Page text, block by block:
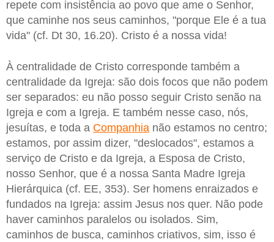
repete com insistência ao povo que ame o Senhor,
que caminhe nos seus caminhos, "porque Ele é a tua
vida" (cf. Dt 30, 16.20). Cristo é a nossa vida!
À centralidade de Cristo corresponde também a
centralidade da Igreja: são dois focos que não podem
ser separados: eu não posso seguir Cristo senão na
Igreja e com a Igreja. E também nesse caso, nós,
jesuítas, e toda a Companhia não estamos no centro;
estamos, por assim dizer, "deslocados", estamos a
serviço de Cristo e da Igreja, a Esposa de Cristo,
nosso Senhor, que é a nossa Santa Madre Igreja
Hierárquica (cf. EE, 353). Ser homens enraizados e
fundados na Igreja: assim Jesus nos quer. Não pode
haver caminhos paralelos ou isolados. Sim,
caminhos de busca, caminhos criativos, sim, isso é